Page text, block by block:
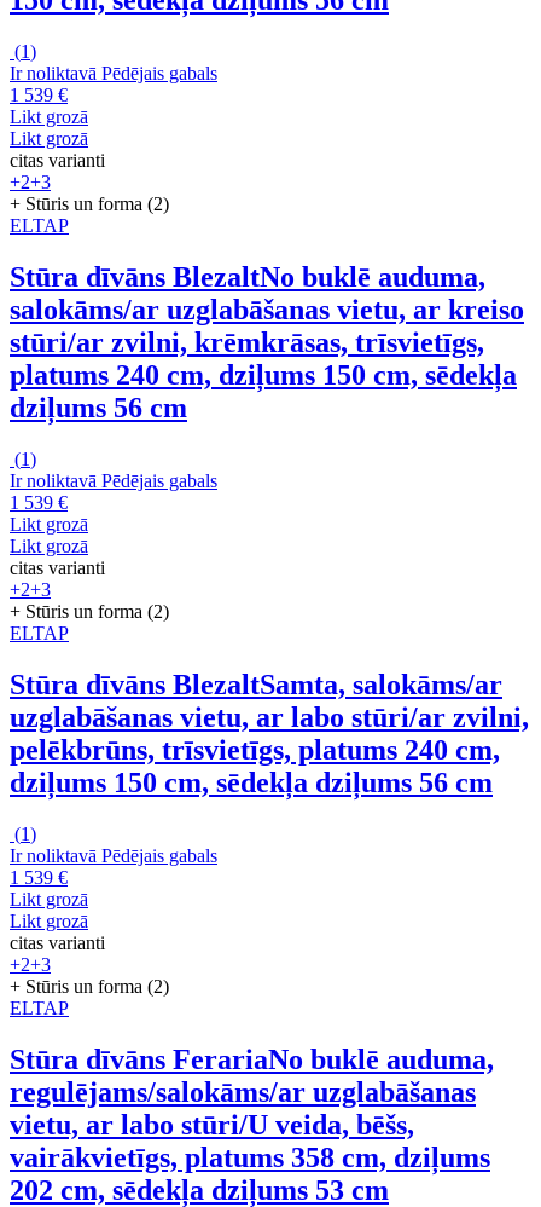
(1)
Ir noliktavā Pēdējais gabals
1 539 €
Likt grozā
Likt grozā
citas varianti
+2+3
+ Stūris un forma (2)
ELTAP
Stūra dīvāns BlezaltNo buklē auduma,
salokāms/ar uzglabāšanas vietu, ar kreiso
stūri/ar zvilni, krēmkrāsas, trīsvietīgs,
platums 240 cm, dziļums 150 cm, sēdekļa
dziļums 56 cm
(1)
Ir noliktavā Pēdējais gabals
1 539 €
Likt grozā
Likt grozā
citas varianti
+2+3
+ Stūris un forma (2)
ELTAP
Stūra dīvāns BlezaltSamta, salokāms/ar
uzglabāšanas vietu, ar labo stūri/ar zvilni,
pelēkbrūns, trīsvietīgs, platums 240 cm,
dziļums 150 cm, sēdekļa dziļums 56 cm
(1)
Ir noliktavā Pēdējais gabals
1 539 €
Likt grozā
Likt grozā
citas varianti
+2+3
+ Stūris un forma (2)
ELTAP
Stūra dīvāns FerariaNo buklē auduma,
regulējams/salokāms/ar uzglabāšanas
vietu, ar labo stūri/U veida, bēšs,
vairākvietīgs, platums 358 cm, dziļums
202 cm, sēdekļa dziļums 53 cm